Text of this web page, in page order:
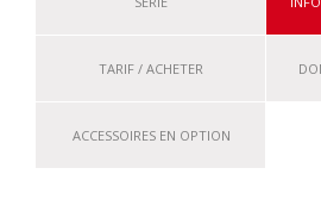
TARIF / ACHETER
ACCESSOIRES EN OPTION